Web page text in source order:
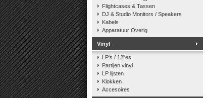
Flightcases & Tassen
DJ & Studio Monitors / Speakers
Kabels
Apparatuur Overig
Vinyl
LP's / 12"es
Partijen vinyl
LP lijsten
Klokken
Accesoires